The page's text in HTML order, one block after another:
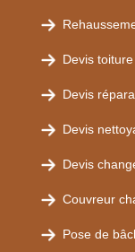
Devis
Devis
Devis
Devis
Couvreur
Pose de